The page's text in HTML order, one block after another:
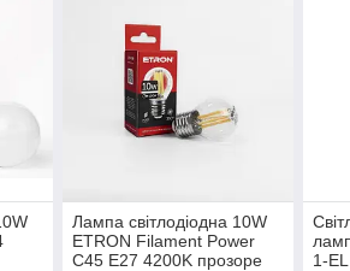
Лампа світлодіодна 10W
ETRON Filament Power
C45 E27 4200K прозоре
1-